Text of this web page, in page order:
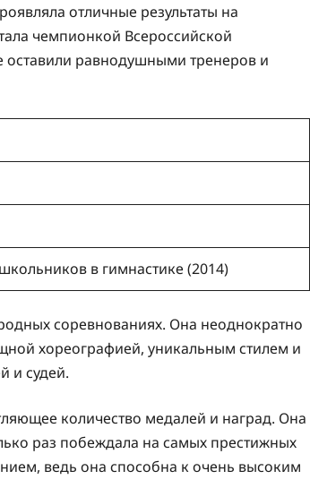
отличные результаты на
чемпионкой Всероссийской
оставили равнодушными тренеров и
в гимнастике (2014)
соревнованиях. Она неоднократно
хореографией, уникальным стилем и
и судей.
количество медалей и наград. Она
раз побеждала на самых престижных
ведь она способна к очень высоким